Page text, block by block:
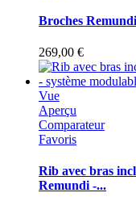
Broches
269,00 €
Vue
Aperçu
Comparateur
Favoris
Rib avec bras
Remundi -...